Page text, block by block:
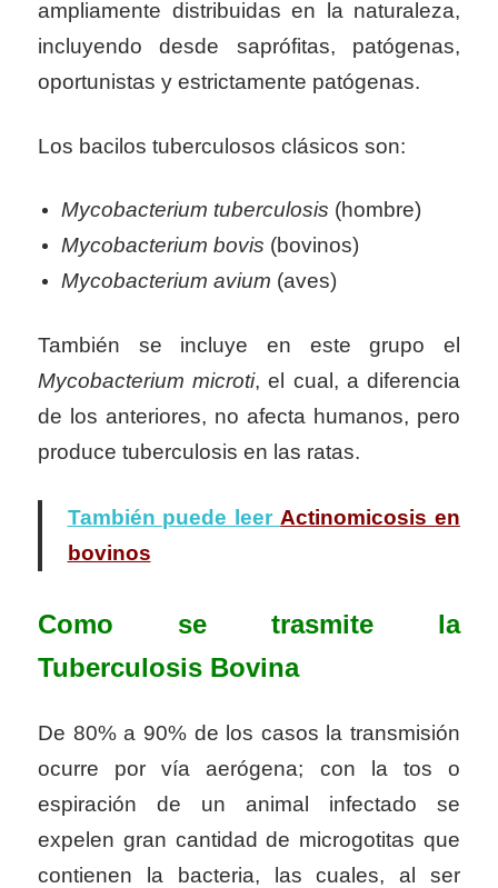
ampliamente distribuidas en la naturaleza,
incluyendo desde saprófitas, patógenas,
oportunistas y estrictamente patógenas.
Los bacilos tuberculosos clásicos son:
Mycobacterium tuberculosis (hombre)
Mycobacterium bovis (bovinos)
Mycobacterium avium (aves)
También se incluye en este grupo el
Mycobacterium microti, el cual, a diferencia
de los anteriores, no afecta humanos, pero
produce tuberculosis en las ratas.
También puede leer Actinomicosis en
bovinos
Como se trasmite la
Tuberculosis Bovina
De 80% a 90% de los casos la transmisión
ocurre por vía aerógena; con la tos o
espiración de un animal infectado se
expelen gran cantidad de microgotitas que
contienen la bacteria, las cuales, al ser